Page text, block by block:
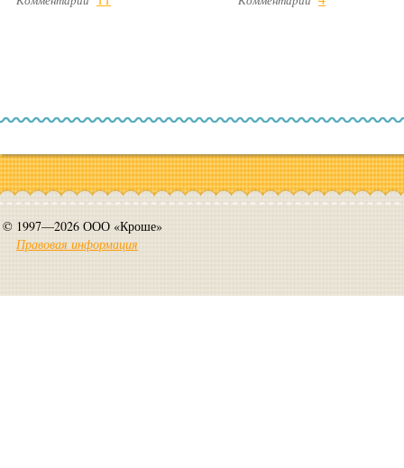
© 1997—2026 ООО «Кроше»
Правовая информация